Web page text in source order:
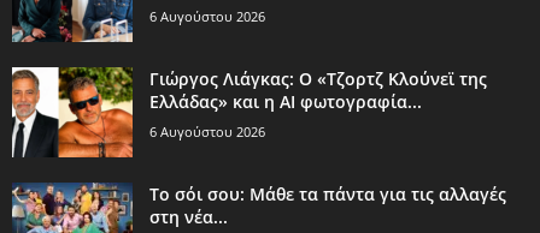
6 Αυγούστου 2026
Γιώργος Λιάγκας: Ο «Τζορτζ Κλούνεϊ της
Ελλάδας» και η AI φωτογραφία...
6 Αυγούστου 2026
Το σόι σου: Μάθε τα πάντα για τις αλλαγές
στη νέα...